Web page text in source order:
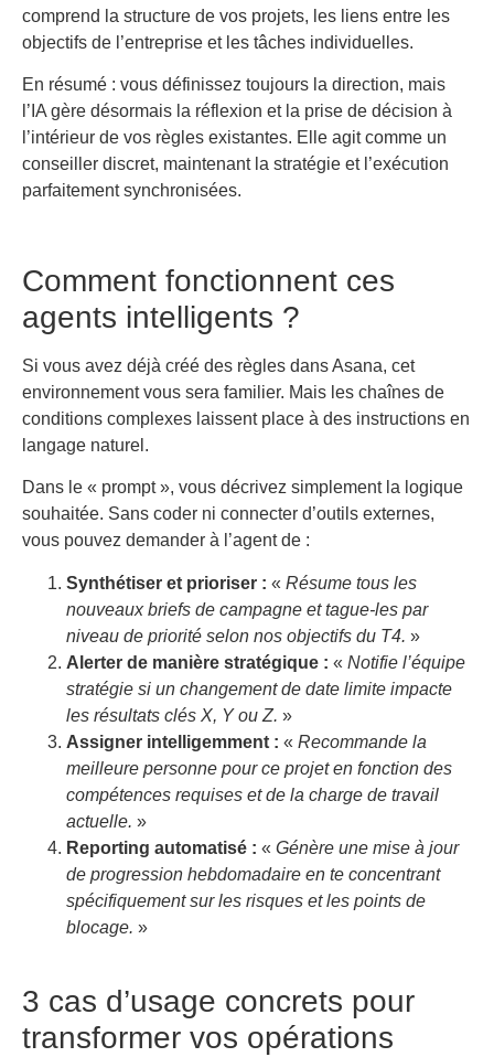
comprend la structure de vos projets, les liens entre les
objectifs de l’entreprise et les tâches individuelles.
En résumé : vous définissez toujours la direction, mais
l’IA gère désormais la réflexion et la prise de décision à
l’intérieur de vos règles existantes. Elle agit comme un
conseiller discret, maintenant la stratégie et l’exécution
parfaitement synchronisées.
Comment fonctionnent ces
agents intelligents ?
Si vous avez déjà créé des règles dans Asana, cet
environnement vous sera familier. Mais les chaînes de
conditions complexes laissent place à des instructions en
langage naturel.
Dans le « prompt », vous décrivez simplement la logique
souhaitée. Sans coder ni connecter d’outils externes,
vous pouvez demander à l’agent de :
Synthétiser et prioriser : « Résume tous les
nouveaux briefs de campagne et tague-les par
niveau de priorité selon nos objectifs du T4. »
Alerter de manière stratégique : « Notifie l’équipe
stratégie si un changement de date limite impacte
les résultats clés X, Y ou Z. »
Assigner intelligemment : « Recommande la
meilleure personne pour ce projet en fonction des
compétences requises et de la charge de travail
actuelle. »
Reporting automatisé : « Génère une mise à jour
de progression hebdomadaire en te concentrant
spécifiquement sur les risques et les points de
blocage. »
3 cas d’usage concrets pour
transformer vos opérations